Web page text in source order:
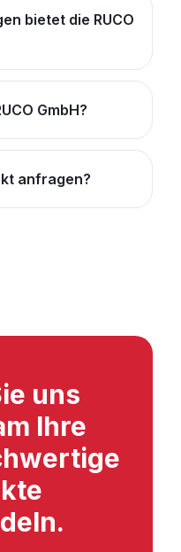
bietet die RUCO
GmbH?
anfragen?
uns
Ihre